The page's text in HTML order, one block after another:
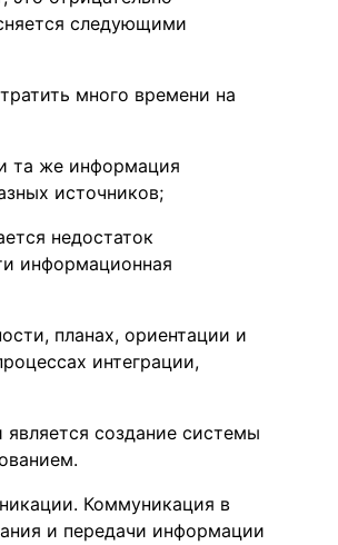
следующими
много времени на
та же информация
источников;
недостаток
информационная
планах, ориентации и
интеграции,
создание системы
Коммуникация в
и передачи информации